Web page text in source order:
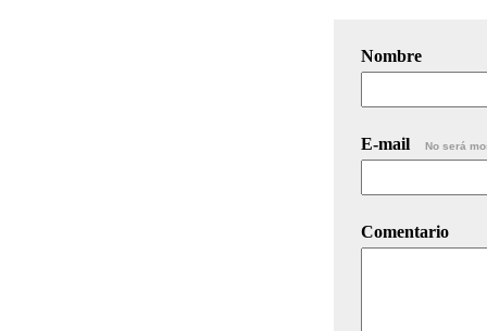
Nombre
E-mail No será
Comentario